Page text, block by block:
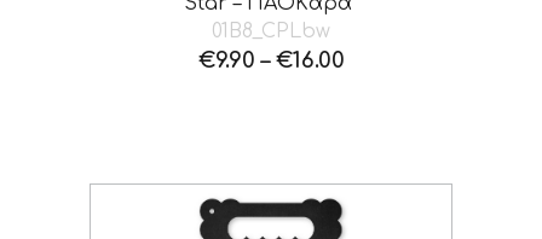
01B8_CPLbw
€9.90 – €16.00